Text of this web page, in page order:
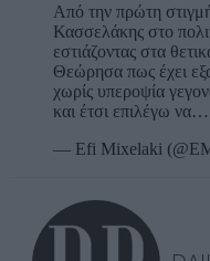
Από την πρώτη
Κασσελάκης στο
εστιάζοντας στα
Θεώρησα πως έχει
χωρίς υπεροψία
και έτσι επιλέγω να…
— Efi Mixelaki